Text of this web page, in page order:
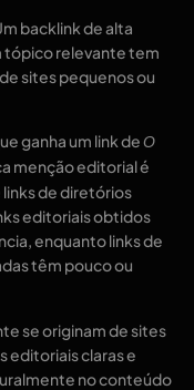
backlink de alta
tópico relevante tem
sites pequenos ou
ganha um link deO
menção editorial é
links de diretórios
editoriais obtidos
enquanto links de
têm pouco ou
se originam de sites
editoriais claras e
no conteúdo